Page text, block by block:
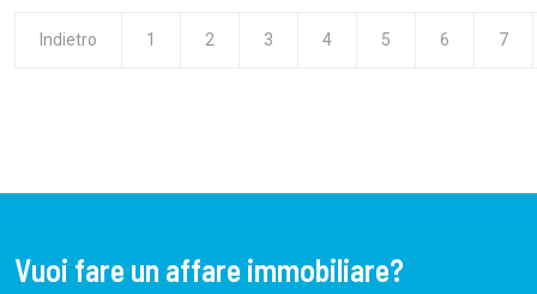
Indietro 1 2 3 4 5 6 7
Vuoi fare un affare immobiliare?